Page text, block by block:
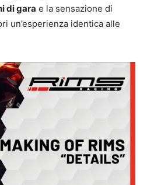
di gara e la sensazione di
un’esperienza identica alle